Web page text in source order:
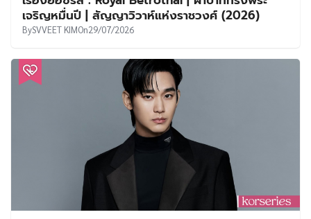
เจริญหมื่นปี | สัญญาวิวาห์แห่งราชวงศ์ (2026)
BySVVEET KIMOn29/07/2026